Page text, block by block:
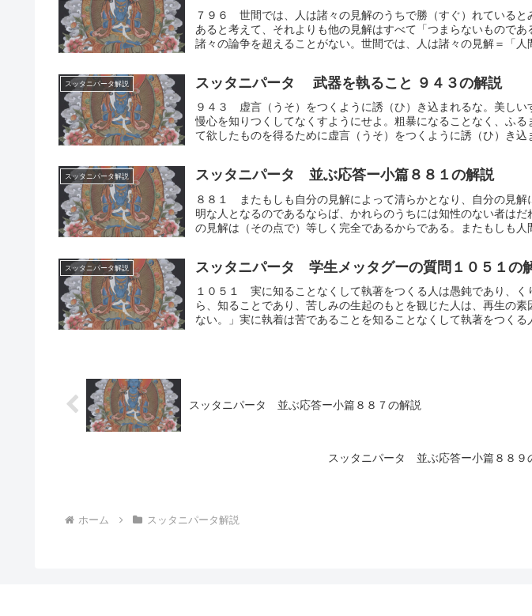
７９６ 世間では、人は諸々の見解のうちで勝（すぐ）れていると
あると考えて、それよりも他の見解はすべて「つまらないもので
諸々の論争を超えることがない。世間では、人は諸々の見解＝「人
スッタニパータ解説 スッタニパータ 武器を執ること ９４３の解説
９４３ 虚言（うそ）をつくように誘（ひ）き込まれるな。美しい
慢心を知りつくしてなくすようにせよ。粗暴になることなく、ふる
て欲したものを得るために虚言（うそ）をつくように誘（ひ）き込
スッタニパータ解説 スッタニパータ 並ぶ応答ー小篇８８１の解説
８８１ またもしも自分の見解によって清らかとなり、自分の見解
明な人となるのであるならば、かれらのうちには知性のない者は
の見解は（その点で）等しく完全であるからである。またもしも人
スッタニパータ解説 スッタニパータ 学生メッタグーの質問１０５１の
１０５１ 実に知ることなくして執著をつくる人は愚鈍であり、く
ら、知ることであり、苦しみの生起のもとを観じた人は、再生の
ない。」実に執着は苦であることを知ることなくして執著をつくる
スッタニパータ 並ぶ応答ー小篇８８７の解説
スッタニパータ 並ぶ応答ー小篇８８９
ホーム スッタニパータ解説